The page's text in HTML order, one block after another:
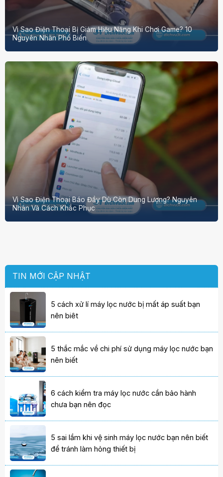
Vì Sao Điện Thoại Bị Giảm Hiệu Năng Khi Chơi Game? 10
Nguyên Nhân Phổ Biến
Vì Sao Điện Thoại Báo Đầy Dù Còn Dung Lượng? Nguyên
Nhân Và Cách Khắc Phục
TIN MỚI CẬP NHẬT
5 cách xử lí máy lọc nước bị mất áp suất bạn
nên biêt
5 thắc mắc về chi phí sử dụng máy lọc nước bạn
nên biết
6 cách kiểm tra máy lọc nước cần bảo hành
chưa bạn nên đọc
5 sai lầm khi vệ sinh máy lọc nước bạn nên biết
để tránh làm hỏng thiết bị